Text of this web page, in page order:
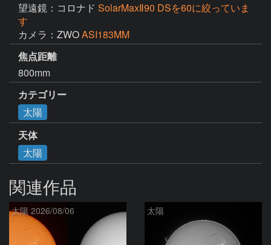
望遠鏡：コロナド SolarMaxⅡ90 DSを60に絞っていま
す
カメラ：ZWOASI183MM
焦点距離
800mm
カテゴリー
太陽
天体
太陽
関連作品
太陽 2026/08/06 太陽